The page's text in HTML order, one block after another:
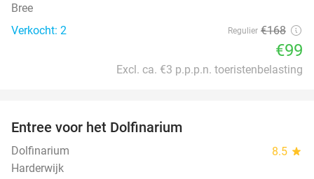
Bree
Verkocht: 2
Regulier €168
€99
Excl. ca. €3 p.p.p.n. toeristenbelasting
Entree voor het Dolfinarium
Dolfinarium 8.5 star
Harderwijk